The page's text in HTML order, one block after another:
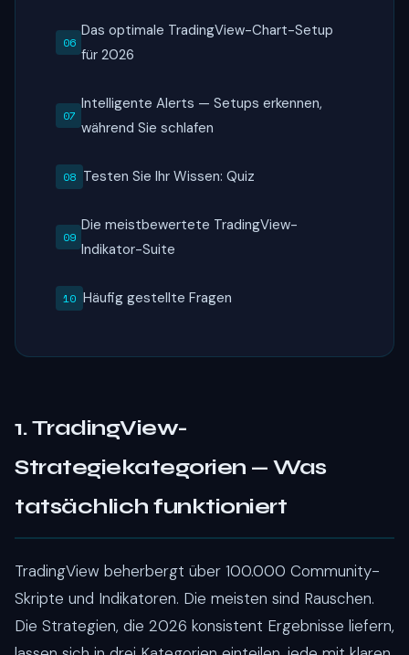
Das optimale TradingView-Chart-Setup
für 2026
Intelligente Alerts — Setups erkennen,
während Sie schlafen
Testen Sie Ihr Wissen: Quiz
Die meistbewertete TradingView-
Indikator-Suite
Häufig gestellte Fragen
1. TradingView-
Strategiekategorien — Was
tatsächlich funktioniert
TradingView beherbergt über 100.000 Community-
Skripte und Indikatoren. Die meisten sind Rauschen.
Die Strategien, die 2026 konsistent Ergebnisse liefern,